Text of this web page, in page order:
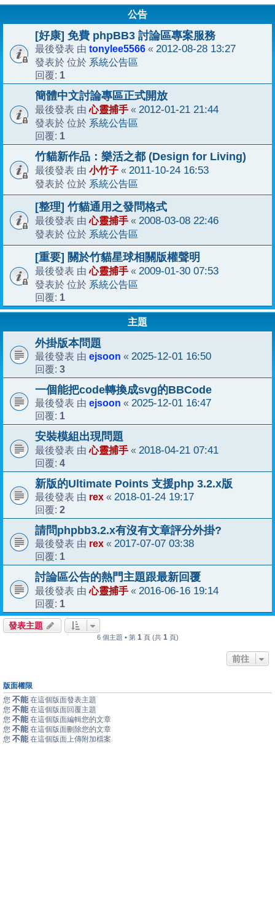
公告
[好康] 免費 phpBB3 討論區專案服務
最後發表 由 tonylee5566 « 2012-08-28 13:27
發表於 位於 系統公告區
回覆: 1
簡體中文討論專區正式開放
最後發表 由心靈捕手 « 2012-01-21 21:44
發表於 位於 系統公告區
回覆: 1
竹貓新作品：樂活之都 (Design for Living)
最後發表 由 小竹子 « 2011-10-24 16:53
發表於 位於 系統公告區
[整理] 竹貓通用之發問格式
最後發表 由心靈捕手 « 2008-03-08 22:46
發表於 位於 系統公告區
[重要] 關於竹貓星球相關版權聲明
最後發表 由心靈捕手 « 2009-01-30 07:53
發表於 位於 系統公告區
回覆: 1
主題
外掛版本問題
最後發表 由 ejsoon « 2025-12-01 16:50
回覆: 3
一個能把code轉換成svg的BBCode
最後發表 由 ejsoon « 2025-12-01 16:47
回覆: 1
安裝模組出現問題
最後發表 由心靈捕手 « 2018-04-21 07:41
回覆: 4
新版的Ultimate Points 支援php 3.2.x版
最後發表 由 rex « 2018-01-24 19:17
回覆: 2
請問phpbb3.2.x有沒有文章評分外掛?
最後發表 由 rex « 2017-07-07 03:38
回覆: 1
討論區公告的熱門主題跟最新回覆
最後發表 由心靈捕手 « 2016-06-16 19:14
回覆: 1
發表主題
6 個主題 • 第 1 頁 (共 1 頁)
前往
版面權限
您 不能 在這個版面發表主題
您 不能 在這個版面回覆主題
您 不能 在這個版面編輯您的文章
您 不能 在這個版面刪除您的文章
您 不能 在這個版面上傳附加檔案